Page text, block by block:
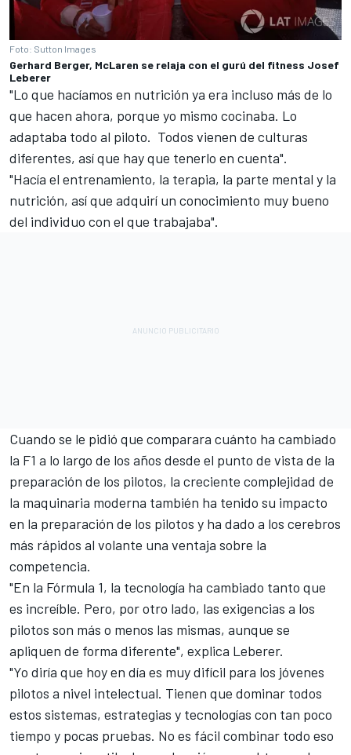
Foto: Sutton Images
Gerhard Berger, McLaren se relaja con el gurú del fitness Josef
Leberer
"Lo que hacíamos en nutrición ya era incluso más de lo
que hacen ahora, porque yo mismo cocinaba. Lo
adaptaba todo al piloto. Todos vienen de culturas
diferentes, así que hay que tenerlo en cuenta".
"Hacía el entrenamiento, la terapia, la parte mental y la
nutrición, así que adquirí un conocimiento muy bueno
del individuo con el que trabajaba".
Cuando se le pidió que comparara cuánto ha cambiado
la F1 a lo largo de los años desde el punto de vista de la
preparación de los pilotos, la creciente complejidad de
la maquinaria moderna también ha tenido su impacto
en la preparación de los pilotos y ha dado a los cerebros
más rápidos al volante una ventaja sobre la
competencia.
"En la Fórmula 1, la tecnología ha cambiado tanto que
es increíble. Pero, por otro lado, las exigencias a los
pilotos son más o menos las mismas, aunque se
apliquen de forma diferente", explica Leberer.
"Yo diría que hoy en día es muy difícil para los jóvenes
pilotos a nivel intelectual. Tienen que dominar todos
estos sistemas, estrategias y tecnologías con tan poco
tiempo y pocas pruebas. No es fácil combinar todo eso